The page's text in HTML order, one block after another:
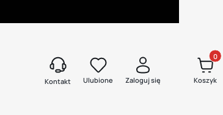
Kontakt Ulubione Zaloguj się Koszyk